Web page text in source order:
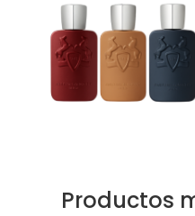
Anterior
Productos